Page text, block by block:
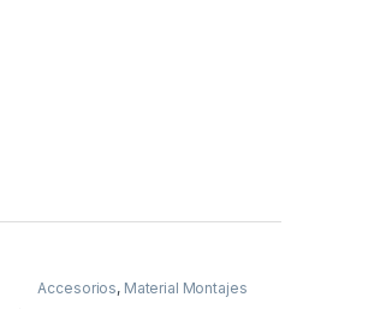
Accesorios, Material Montajes